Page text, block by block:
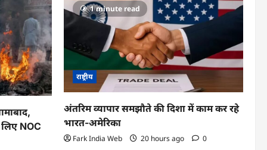
NOC
1 minute read
राष्ट्रीय
अंतरिम व्यापार समझौते की दिशा में काम कर रहे
भारत-अमेरिका
Fark India Web 20 hours ago 0